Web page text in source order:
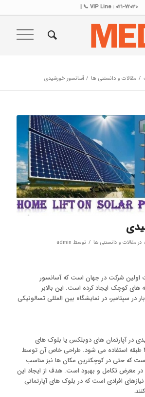
VIP Line : 021-72030 📞 |
/ مقالات و دانستنی ها / آسانسور خورشیدی
در مقالات و دانستنی ها / توسط admin
اولین شرکت در جهان است که آسانسور
های کوچک ایجاد کرده است. این بالابر
در سپتامبر، در نمایشگاه بین المللی تسالونیکی
در آپارتمان های دوبلکس یا بلوک های
کوچک با ۳ تا حداکثر ۴ طبقه استفاده می شود. طراحی خاص آن توسط
که حتی در کوچکترین مکان ها نیز مناسب
معرض تکامل و بهبود است. هدف از ایجاد این
افرادی است که در بلوک های آپارتمانی